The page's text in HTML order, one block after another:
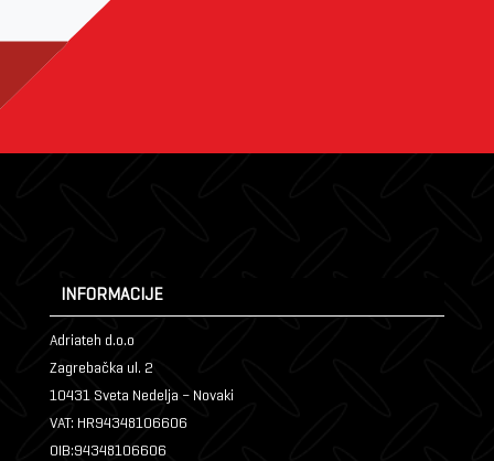
INFORMACIJE
Adriateh d.o.o
Zagrebačka ul. 2
10431 Sveta Nedelja – Novaki
VAT: HR94348106606
OIB:94348106606